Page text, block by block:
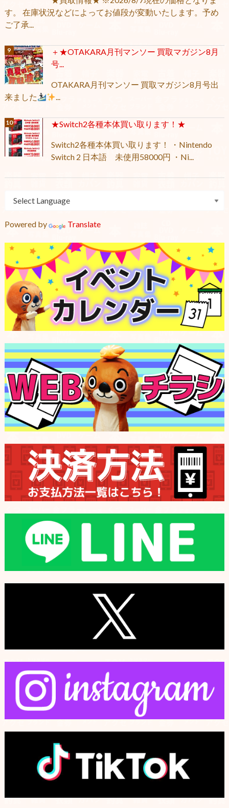
す。 在庫状況などによってお値段が変動いたします。予め
ご了承...
＋★OTAKARA月刊マンソー 買取マガジン8月
号...
OTAKARA月刊マンソー 買取マガジン8月号出
来ました
...
★Switch2各種本体買い取ります！★
Switch2各種本体買い取ります！ ・Nintendo
Switch 2 日本語 未使用58000円 ・Ni...
Powered by Translate